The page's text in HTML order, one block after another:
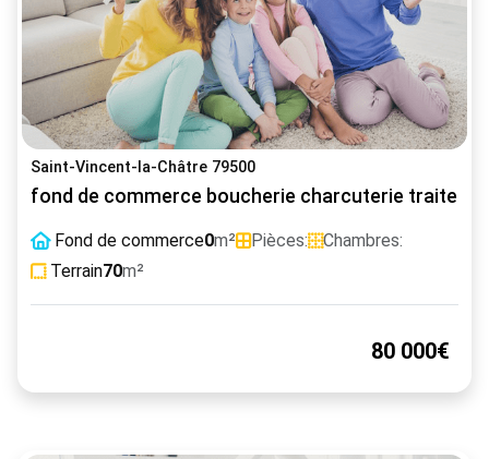
Saint-Vincent-la-Châtre 79500
fond de commerce boucherie charcuterie traiteur
Fond de commerce0m² Pièces:
Chambres:
Terrain70m²
80 000€